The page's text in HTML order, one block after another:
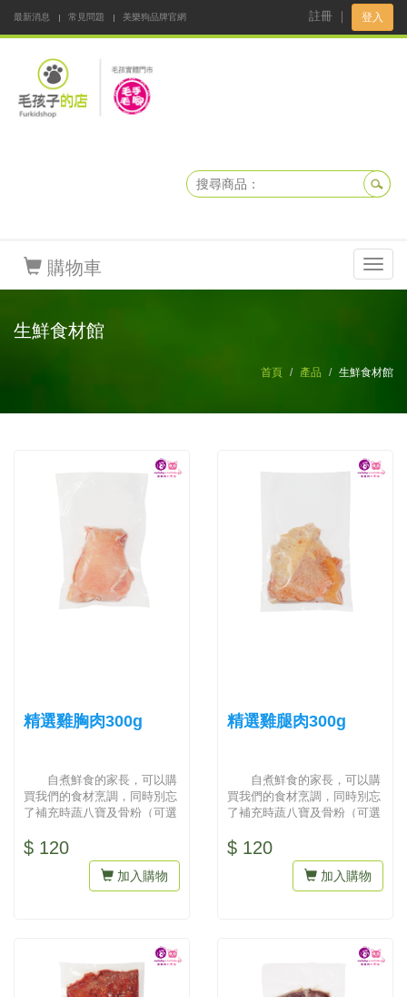
最新消息 常見問題
美樂狗品牌官網
註冊 登入
購物車
生鮮食材館
首頁 產品 生鮮食材館
精選雞胸肉300g
自煮鮮食的家長，可以購
買我們的食材烹調，同時別忘
了補充時蔬八寶及骨粉（可選
均衡...
$ 120
加入購物
精選雞腿肉300g
自煮鮮食的家長，可以購
買我們的食材烹調，同時別忘
了補充時蔬八寶及骨粉（可選
均衡...
$ 120
加入購物